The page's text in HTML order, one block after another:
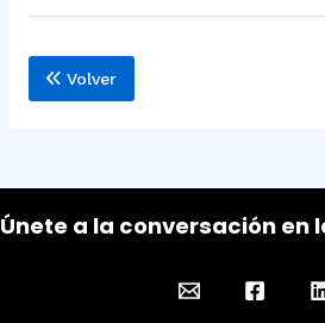
Volver
Únete a la conversación en